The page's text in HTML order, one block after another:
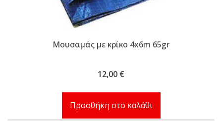
Μουσαμάς με κρίκο 4x6m 65gr
12,00 €
Προσθήκη στο καλάθι